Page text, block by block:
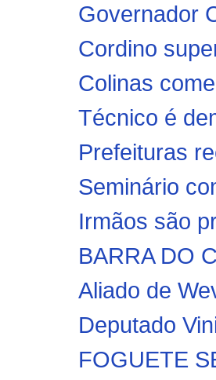
Governador
Cordino
Colinas
Técnico é
Prefeituras
Seminário
Irmãos são
BARRA DO
Aliado de
Deputado
FOGUETE